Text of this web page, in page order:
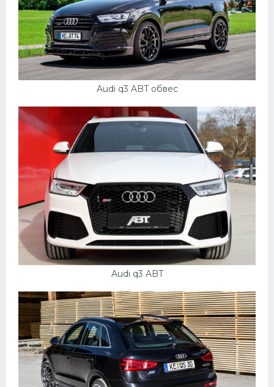
Audi q3 ABT обвес
Audi q3 ABT